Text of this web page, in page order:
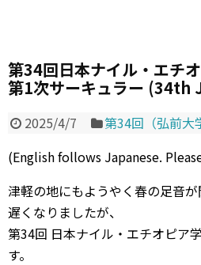
第34回日本ナイル・エチ
第1次サーキュラー (34th
2025/4/7
第34回（弘前大
(English follows Japanese.
津軽の地にもようやく春の足音が
遅くなりましたが、
第34回 日本ナイル・エチオピア
す。